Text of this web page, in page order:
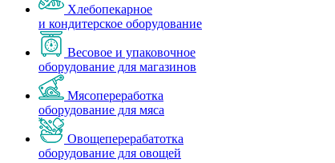
Хлебопекарное
и кондитерское оборудование
Весовое и упаковочное
оборудование для магазинов
Мясопереработка
оборудование для мяса
Овощеперерабатотка
оборудование для овощей